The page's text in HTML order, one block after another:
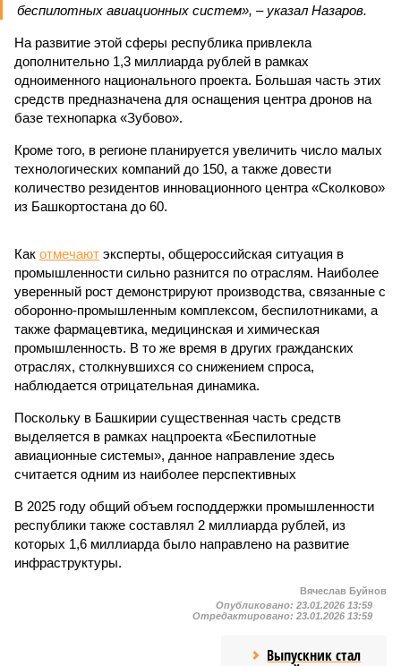
беспилотных авиационных систем», – указал Назаров.
На развитие этой сферы республика привлекла
дополнительно 1,3 миллиарда рублей в рамках
одноименного национального проекта. Большая часть этих
средств предназначена для оснащения центра дронов на
базе технопарка «Зубово».
Кроме того, в регионе планируется увеличить число малых
технологических компаний до 150, а также довести
количество резидентов инновационного центра «Сколково»
из Башкортостана до 60.
Как отмечают эксперты, общероссийская ситуация в
промышленности сильно разнится по отраслям. Наиболее
уверенный рост демонстрируют производства, связанные с
оборонно-промышленным комплексом, беспилотниками, а
также фармацевтика, медицинская и химическая
промышленность. В то же время в других гражданских
отраслях, столкнувшихся со снижением спроса,
наблюдается отрицательная динамика.
Поскольку в Башкирии существенная часть средств
выделяется в рамках нацпроекта «Беспилотные
авиационные системы», данное направление здесь
считается одним из наиболее перспективных
В 2025 году общий объем господдержки промышленности
республики также составлял 2 миллиарда рублей, из
которых 1,6 миллиарда было направлено на развитие
инфраструктуры.
Вячеслав Буйнов
Опубликовано: 23.01.2026 13:59
Отредактировано: 23.01.2026 13:59
Выпускник стал